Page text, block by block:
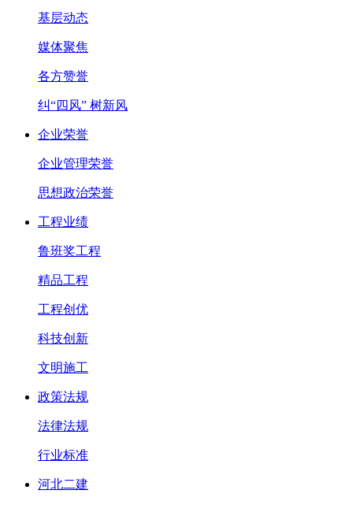
基层动态
媒体聚焦
各方赞誉
纠“四风” 树新风
企业荣誉
企业管理荣誉
思想政治荣誉
工程业绩
鲁班奖工程
精品工程
工程创优
科技创新
文明施工
政策法规
法律法规
行业标准
河北二建